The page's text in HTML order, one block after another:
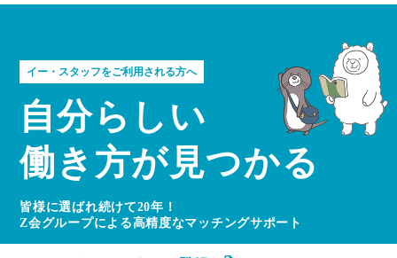
イー・スタッフをご利用される方へ
自分らしい
働き方が見つかる
皆様に選ばれ続けて20年！
Z会グループによる高精度なマッチングサポート